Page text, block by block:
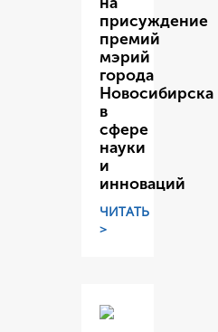
присуждение
премий
мэрий
города
Новосибирска
в
сфере
науки
и
инноваций
ЧИТАТЬ
>